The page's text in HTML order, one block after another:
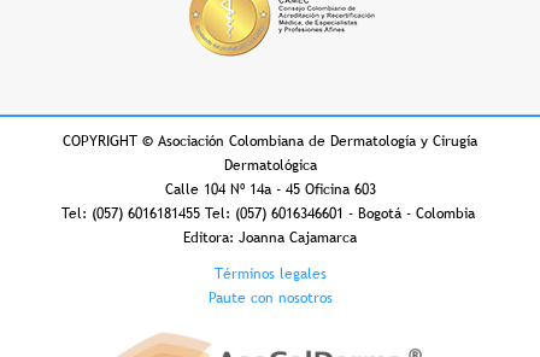
COPYRIGHT © Asociación Colombiana de Dermatología y Cirugía
Dermatológica
Calle 104 Nº 14a - 45 Oficina 603
Tel: (057) 6016181455 Tel: (057) 6016346601 - Bogotá - Colombia
Editora: Joanna Cajamarca
Términos legales
Paute con nosotros